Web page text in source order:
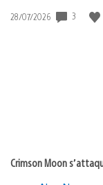
Date
28/07/2026 3
Crimson Moon